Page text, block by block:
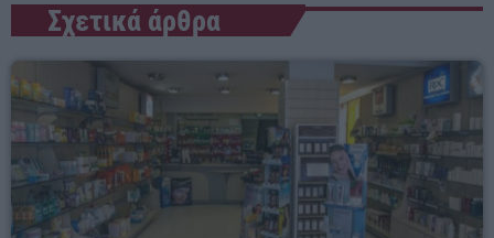
Σχετικά άρθρα